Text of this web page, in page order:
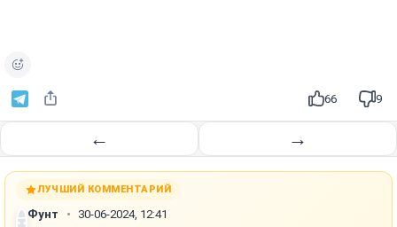
и
66 9
← →
ЛУЧШИЙ КОММЕНТАРИЙ
Фунт
30-06-2024, 12:41